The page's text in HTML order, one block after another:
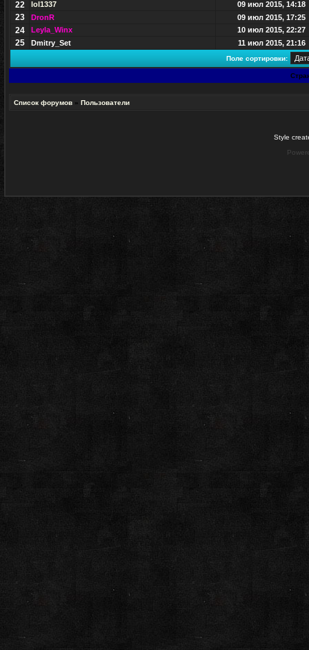
22 lol1337 09 июл 2015, 14:18
23 DronR 09 июл 2015, 17:25
24 Leyla_Winx 10 июл 2015, 22:27
25 Dmitry_Set 11 июл 2015, 21:16
Поле сортировки:
Список форумов » Пользователи
Style